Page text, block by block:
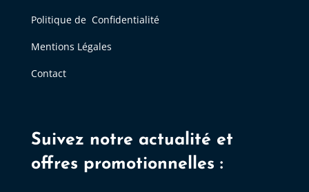
Politique de Confidentialité
Mentions Légales
Contact
Suivez notre actualité et
offres promotionnelles :